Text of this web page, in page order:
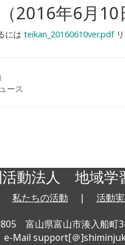
2016年6月10
には teikan_20160610ver.pdfリ
ース
動法人 地域学
私たちの活動 | 活動
富山県富山市湊入船町
e-Mail support[＠